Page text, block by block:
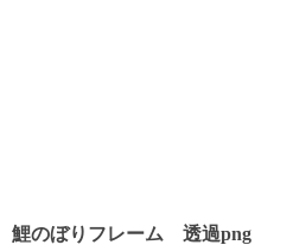
鯉のぼりフレーム 透過png